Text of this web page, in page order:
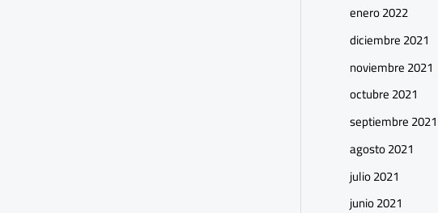
enero 2022
diciembre 2021
noviembre 2021
octubre 2021
septiembre 2021
agosto 2021
julio 2021
junio 2021